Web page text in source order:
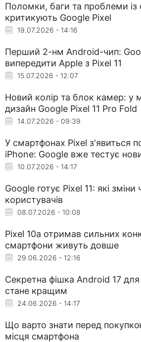
Поломки, баги та проблеми із
критикують Google Pixel
19.07.2026 - 14:16
Перший 2-нм Android-чип:
випередити Apple з Pixel 11
15.07.2026 - 12:07
Новий колір та блок камер: у
дизайн Google Pixel 11 Pro Fold
14.07.2026 - 09:39
У смартфонах Pixel з'явиться
iPhone: Google вже тестує
10.07.2026 - 14:17
Google готує Pixel 11: які
користувачів
08.07.2026 - 10:08
Pixel 10a отримав сильних
смартфони живуть довше
29.06.2026 - 12:16
Секретна фішка Android 17 для
стане кращим
24.06.2026 - 14:17
Що варто знати перед
місця смартфона